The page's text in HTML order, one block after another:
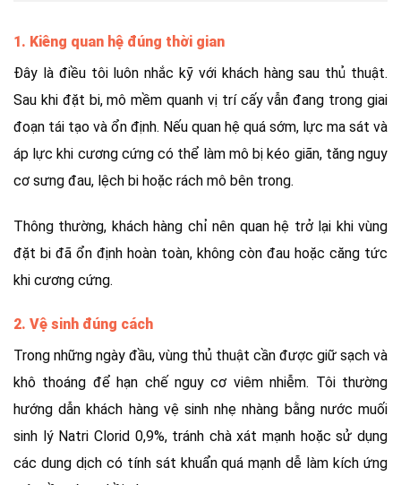
1. Kiêng quan hệ đúng thời gian
Đây là điều tôi luôn nhắc kỹ với khách hàng sau thủ thuật.
Sau khi đặt bi, mô mềm quanh vị trí cấy vẫn đang trong giai
đoạn tái tạo và ổn định. Nếu quan hệ quá sớm, lực ma sát và
áp lực khi cương cứng có thể làm mô bị kéo giãn, tăng nguy
cơ sưng đau, lệch bi hoặc rách mô bên trong.
Thông thường, khách hàng chỉ nên quan hệ trở lại khi vùng
đặt bi đã ổn định hoàn toàn, không còn đau hoặc căng tức
khi cương cứng.
2. Vệ sinh đúng cách
Trong những ngày đầu, vùng thủ thuật cần được giữ sạch và
khô thoáng để hạn chế nguy cơ viêm nhiễm. Tôi thường
hướng dẫn khách hàng vệ sinh nhẹ nhàng bằng nước muối
sinh lý Natri Clorid 0,9%, tránh chà xát mạnh hoặc sử dụng
các dung dịch có tính sát khuẩn quá mạnh dễ làm kích ứng